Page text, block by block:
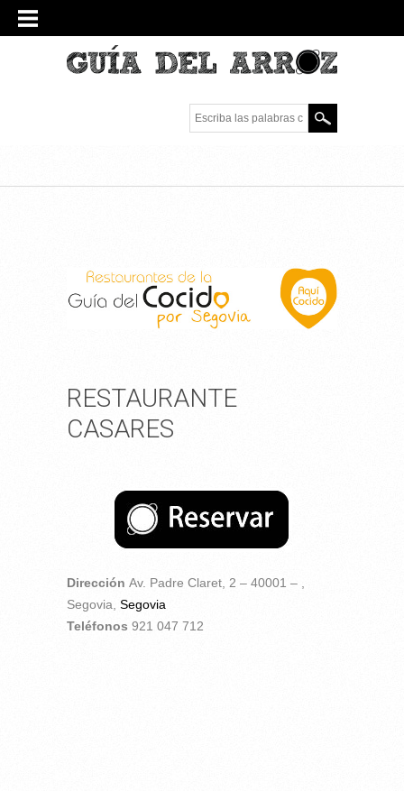
Escriba las palabras
clave.
RESTAURANTE
CASARES
Dirección Av. Padre Claret, 2 – 40001 – ,
Segovia, Segovia
Teléfonos 921 047 712